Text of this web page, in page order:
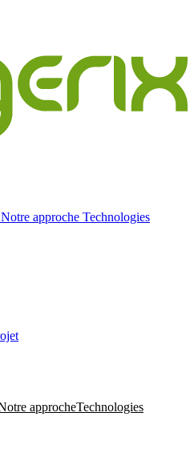
Notre approche Technologies
approcheTechnologies